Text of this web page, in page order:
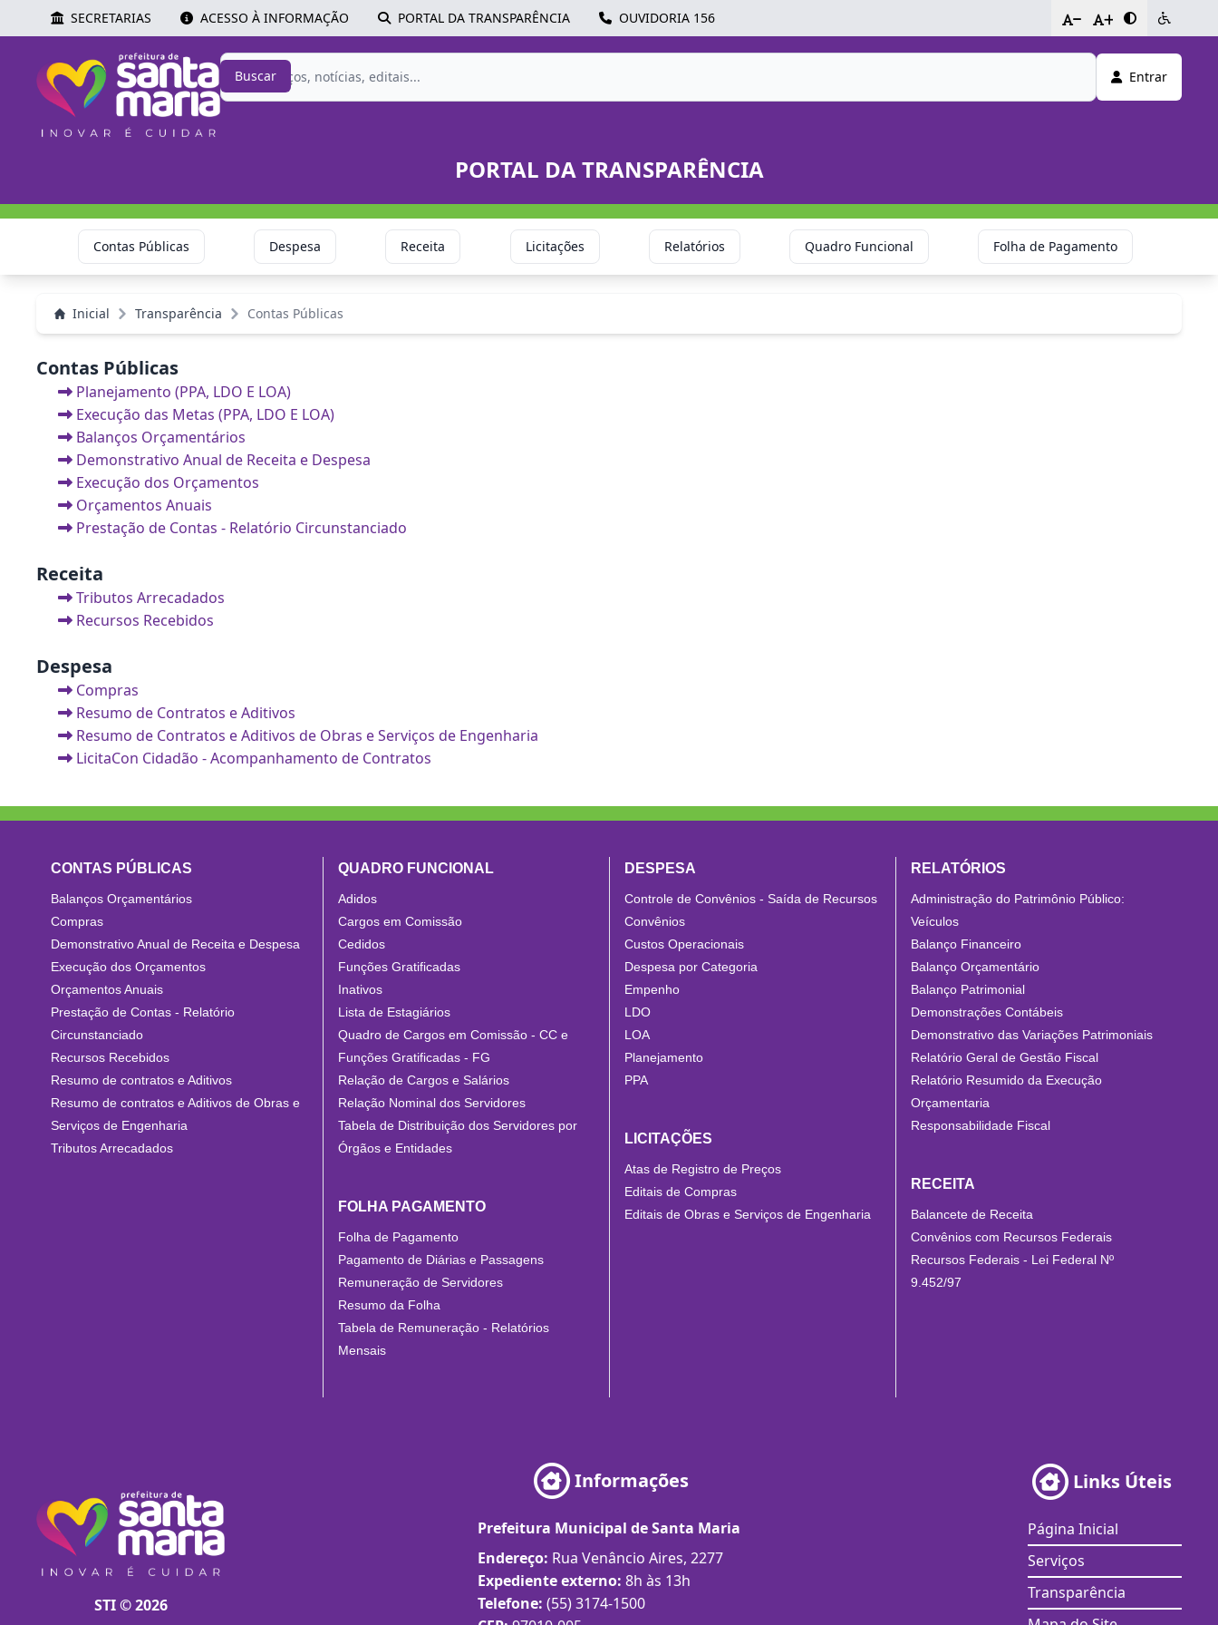
SECRETARIAS ACESSO À INFORMAÇÃO PORTAL DA TRANSPARÊNCIA OUVIDORIA 156 - +
Buscar Entrar
PORTAL DA TRANSPARÊNCIA
Contas Públicas Despesa Receita Licitações Relatórios Quadro Funcional Folha de Pagamento
Inicial Transparência Contas Públicas
Contas Públicas
Planejamento (PPA, LDO E LOA)
Execução das Metas (PPA, LDO E LOA)
Balanços Orçamentários
Demonstrativo Anual de Receita e Despesa
Execução dos Orçamentos
Orçamentos Anuais
Prestação de Contas - Relatório Circunstanciado
Receita
Tributos Arrecadados
Recursos Recebidos
Despesa
Compras
Resumo de Contratos e Aditivos
Resumo de Contratos e Aditivos de Obras e Serviços de Engenharia
LicitaCon Cidadão - Acompanhamento de Contratos
CONTAS PÚBLICAS
Balanços Orçamentários
Compras
Demonstrativo Anual de Receita e Despesa
Execução dos Orçamentos
Orçamentos Anuais
Prestação de Contas - Relatório
Circunstanciado
Recursos Recebidos
Resumo de contratos e Aditivos
Resumo de contratos e Aditivos de Obras e
Serviços de Engenharia
Tributos Arrecadados
QUADRO FUNCIONAL
Adidos
Cargos em Comissão
Cedidos
Funções Gratificadas
Inativos
Lista de Estagiários
Quadro de Cargos em Comissão - CC e
Funções Gratificadas - FG
Relação de Cargos e Salários
Relação Nominal dos Servidores
Tabela de Distribuição dos Servidores por
Órgãos e Entidades
FOLHA PAGAMENTO
Folha de Pagamento
Pagamento de Diárias e Passagens
Remuneração de Servidores
Resumo da Folha
Tabela de Remuneração - Relatórios
Mensais
DESPESA
Controle de Convênios - Saída de Recursos
Convênios
Custos Operacionais
Despesa por Categoria
Empenho
LDO
LOA
Planejamento
PPA
LICITAÇÕES
Atas de Registro de Preços
Editais de Compras
Editais de Obras e Serviços de Engenharia
RELATÓRIOS
Administração do Patrimônio Público:
Veículos
Balanço Financeiro
Balanço Orçamentário
Balanço Patrimonial
Demonstrações Contábeis
Demonstrativo das Variações Patrimoniais
Relatório Geral de Gestão Fiscal
Relatório Resumido da Execução
Orçamentaria
Responsabilidade Fiscal
RECEITA
Balancete de Receita
Convênios com Recursos Federais
Recursos Federais - Lei Federal Nº
9.452/97
STI © 2026
Informações
Prefeitura Municipal de Santa Maria
Endereço: Rua Venâncio Aires, 2277
Expediente externo: 8h às 13h
Telefone: (55) 3174-1500
Links Úteis
Página Inicial
Serviços
Transparência